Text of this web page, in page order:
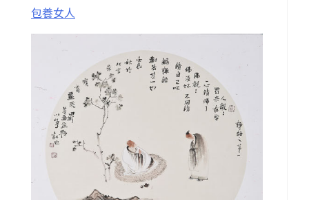
包養女人